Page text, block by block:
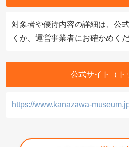
対象者や優待内容の詳細は、公
くか、運営事業者にお確かめくだ
公式サイト（ト
https://www.kanazawa-